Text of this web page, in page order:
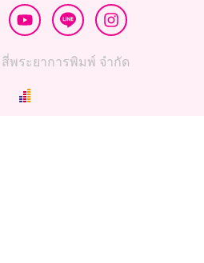
พระยาการพิมพ์ จำกัด